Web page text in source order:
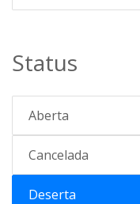
Status
Aberta
Cancelada
Deserta